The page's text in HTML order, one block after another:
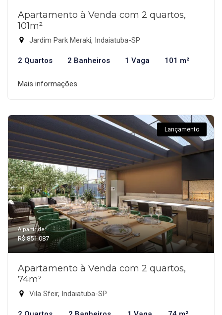
Apartamento à Venda com 2 quartos,
101m²
Jardim Park Meraki, Indaiatuba-SP
2 Quartos 2 Banheiros 1 Vaga 101 m²
Mais informações
Lançamento
A partir de:
R$ 851.087
Apartamento à Venda com 2 quartos,
74m²
Vila Sfeir, Indaiatuba-SP